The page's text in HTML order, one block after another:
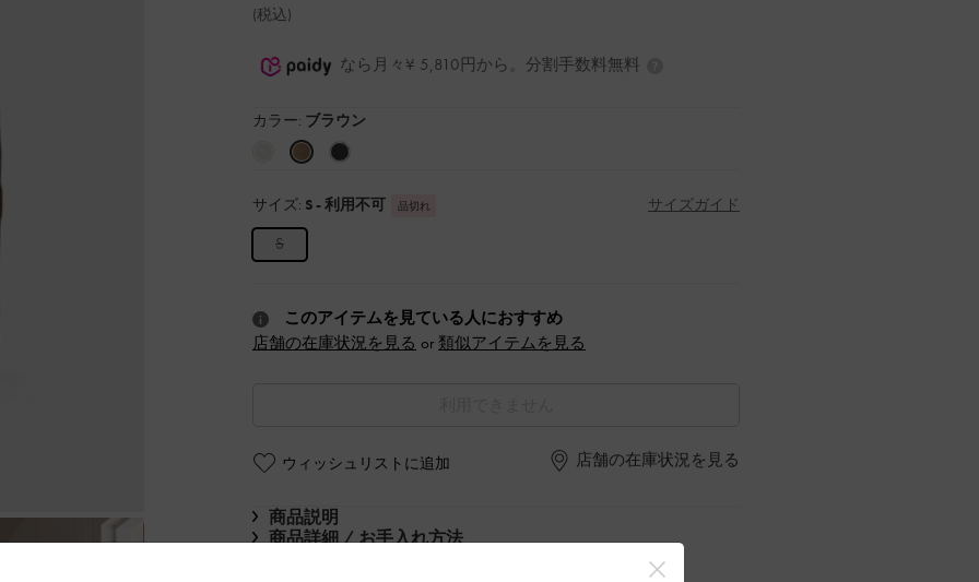
(税込)
なら月々¥ 5,810円から。分割手数料無料
カラー: ブラウン
サイズ: S - 利用不可 品切れ サイズガイド
S
このアイテムを見ている人におすすめ
店舗の在庫状況を見る or 類似アイテムを見る
ウィッシュリストに追加 店舗の在庫状況を見る
商品説明
商品詳細 / お手入れ方法